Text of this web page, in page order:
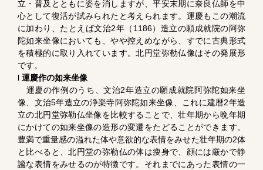
立・普及とともに姿を消しますが、平安末期に奈良仏師を中
心として復活が試みられたと考えられます。運慶もこの潮流
に加わり、たとえば文治2年（1186）造立の願成就院の阿弥
陀如来坐像においても、やや控えめながら、すでに古典形式
を積極的に取り入れています。北円堂弥勒仏像はその発展形
です。
l 運慶作の如来坐像
運慶の作例のうち、文治2年造立の願成就院阿弥陀如来坐
像、文治5年造立の浄楽寺阿弥陀如来坐像、これに建暦2年造
立の北円堂弥勒仏坐像を比較することで、壮年期から晩年期
にかけての如来坐像の造形の変遷をたどることができます。
豊満で重量感の溢れた体や意欲的な表情をみせた壮年期の2体
と比べると、北円堂の弥勒仏の体は痩身で、顔には厳かで静
謐な表情をみせるのが特徴です。それまでにあった表情の一